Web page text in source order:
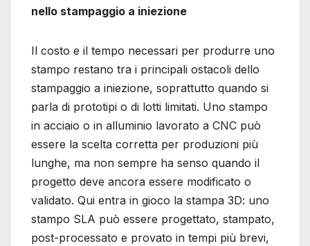
nello stampaggio a iniezione
Il costo e il tempo necessari per produrre uno
stampo restano tra i principali ostacoli dello
stampaggio a iniezione, soprattutto quando si
parla di prototipi o di lotti limitati. Uno stampo
in acciaio o in alluminio lavorato a CNC può
essere la scelta corretta per produzioni più
lunghe, ma non sempre ha senso quando il
progetto deve ancora essere modificato o
validato. Qui entra in gioco la stampa 3D: uno
stampo SLA può essere progettato, stampato,
post-processato e provato in tempi più brevi,